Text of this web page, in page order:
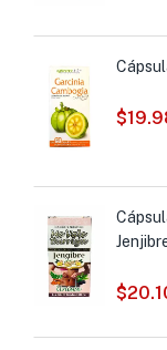
$
$